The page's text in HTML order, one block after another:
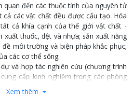
quan đến các thuộc tính của nguyên tử
các vật chất đều được cấu tạo. Hóa
cả khía cạnh của thế giới vật chất -
xuất thuốc, dệt và nhựa; sản xuất năng
môi trường và biện pháp khắc phục;
các cơ thể sống.
và hợp tác nghiên cứu (chương trình
cấp kinh nghiệm trong các phòng
Xem thêm